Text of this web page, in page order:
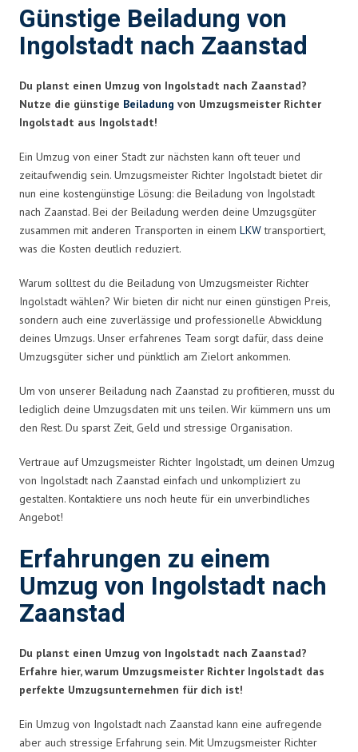
Günstige Beiladung von
Ingolstadt nach Zaanstad
Du planst einen Umzug von Ingolstadt nach Zaanstad?
Nutze die günstige Beiladung von Umzugsmeister Richter
Ingolstadt aus Ingolstadt!
Ein Umzug von einer Stadt zur nächsten kann oft teuer und
zeitaufwendig sein. Umzugsmeister Richter Ingolstadt bietet dir
nun eine kostengünstige Lösung: die Beiladung von Ingolstadt
nach Zaanstad. Bei der Beiladung werden deine Umzugsgüter
zusammen mit anderen Transporten in einem LKWtransportiert,
was die Kosten deutlich reduziert.
Warum solltest du die Beiladung von Umzugsmeister Richter
Ingolstadt wählen? Wir bieten dir nicht nur einen günstigen Preis,
sondern auch eine zuverlässige und professionelle Abwicklung
deines Umzugs. Unser erfahrenes Team sorgt dafür, dass deine
Umzugsgüter sicher und pünktlich am Zielort ankommen.
Um von unserer Beiladung nach Zaanstad zu profitieren, musst du
lediglich deine Umzugsdaten mit uns teilen. Wir kümmern uns um
den Rest. Du sparst Zeit, Geld und stressige Organisation.
Vertraue auf Umzugsmeister Richter Ingolstadt, um deinen Umzug
von Ingolstadt nach Zaanstad einfach und unkompliziert zu
gestalten. Kontaktiere uns noch heute für ein unverbindliches
Angebot!
Erfahrungen zu einem
Umzug von Ingolstadt nach
Zaanstad
Du planst einen Umzug von Ingolstadt nach Zaanstad?
Erfahre hier, warum Umzugsmeister Richter Ingolstadt das
perfekte Umzugsunternehmen für dich ist!
Ein Umzug von Ingolstadt nach Zaanstad kann eine aufregende
aber auch stressige Erfahrung sein. Mit Umzugsmeister Richter